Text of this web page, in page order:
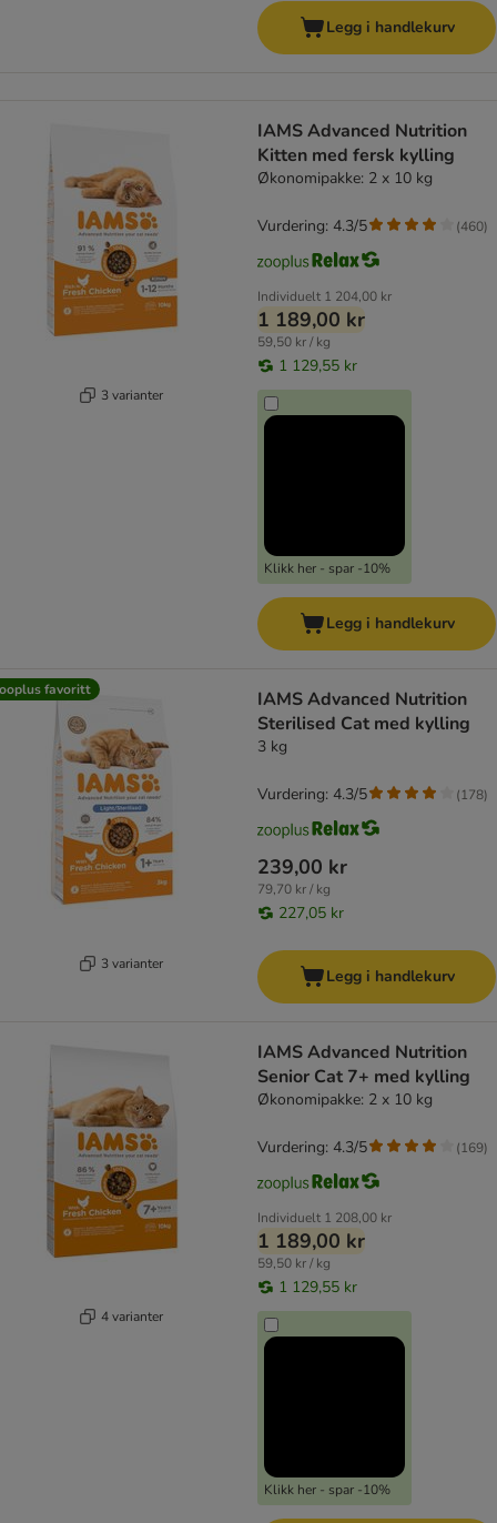
Legg i handlekurv
3 varianter
IAMS Advanced Nutrition
Kitten med fersk kylling
Økonomipakke: 2 x 10 kg
Individuelt 1 204,00 kr
1 189,00 kr
59,50 kr / kg
1 129,55 kr
Klikk her - spar -10%
Vurdering: 4.3/5 (460)
Legg i handlekurv
favoritt
3 varianter
IAMS Advanced Nutrition
Sterilised Cat med kylling
3 kg
239,00 kr
79,70 kr / kg
227,05 kr
Vurdering: 4.3/5 (178)
Legg i handlekurv
4 varianter
IAMS Advanced Nutrition
Senior Cat 7+ med kylling
Økonomipakke: 2 x 10 kg
Individuelt 1 208,00 kr
1 189,00 kr
59,50 kr / kg
1 129,55 kr
Klikk her - spar -10%
Vurdering: 4.3/5 (169)